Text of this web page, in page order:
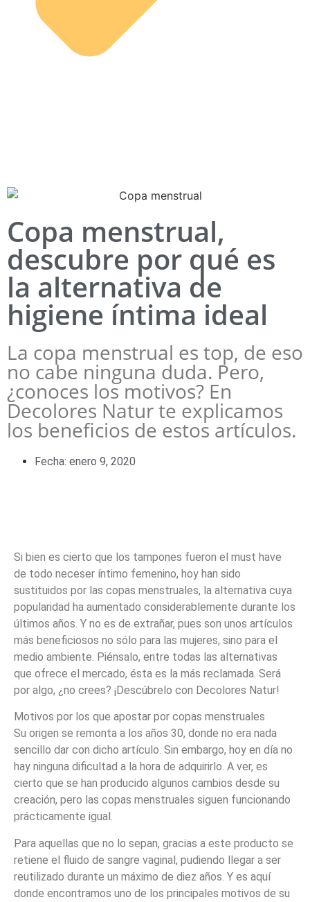
Copa menstrual,
descubre por qué es
la alternativa de
higiene íntima ideal
La copa menstrual es top, de eso
no cabe ninguna duda. Pero,
¿conoces los motivos? En
Decolores Natur te explicamos
los beneficios de estos artículos.
Fecha: enero 9, 2020
Si bien es cierto que los tampones fueron el must have
de todo neceser íntimo femenino, hoy han sido
sustituidos por las copas menstruales, la alternativa cuya
popularidad ha aumentado considerablemente durante los
últimos años. Y no es de extrañar, pues son unos artículos
más beneficiosos no sólo para las mujeres, sino para el
medio ambiente. Piénsalo, entre todas las alternativas
que ofrece el mercado, ésta es la más reclamada. Será
por algo, ¿no crees? ¡Descúbrelo con Decolores Natur!
Motivos por los que apostar por copas menstruales
Su origen se remonta a los años 30, donde no era nada
sencillo dar con dicho artículo. Sin embargo, hoy en día no
hay ninguna dificultad a la hora de adquirirlo. A ver, es
cierto que se han producido algunos cambios desde su
creación, pero las copas menstruales siguen funcionando
prácticamente igual.
Para aquellas que no lo sepan, gracias a este producto se
retiene el fluido de sangre vaginal, pudiendo llegar a ser
reutilizado durante un máximo de diez años. Y es aquí
donde encontramos uno de los principales motivos de su